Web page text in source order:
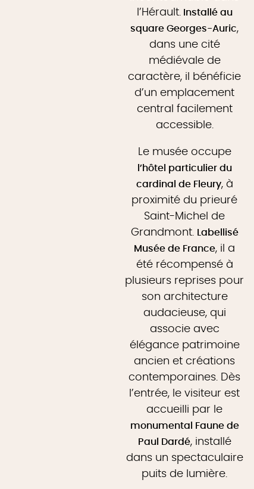
l’Hérault.Installé au
square Georges-Auric,
dans une cité
médiévale de
caractère, il bénéficie
d’un emplacement
central facilement
accessible.
Le musée occupe
l’hôtel particulier du
cardinal de Fleury, à
proximité du prieuré
Saint-Michel de
Grandmont. Labellisé
Musée de France, il a
été récompensé à
plusieurs reprises pour
son architecture
audacieuse, qui
associe avec
élégance patrimoine
ancien et créations
contemporaines. Dès
l’entrée, le visiteur est
accueilli par le
monumental Faune de
Paul Dardé, installé
dans un spectaculaire
puits de lumière.